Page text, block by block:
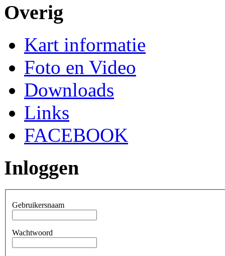
Overig
Kart informatie
Foto en Video
Downloads
Links
FACEBOOK
Inloggen
Gebruikersnaam
Wachtwoord